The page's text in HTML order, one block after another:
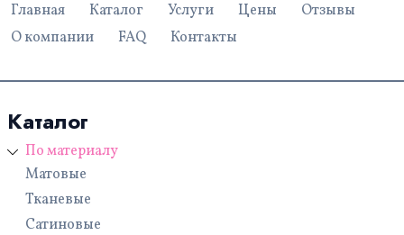
Главная Каталог Услуги Цены
Отзывы
О компании
FAQ Контакты
Каталог
По материалу
Матовые
Тканевые
Сатиновые